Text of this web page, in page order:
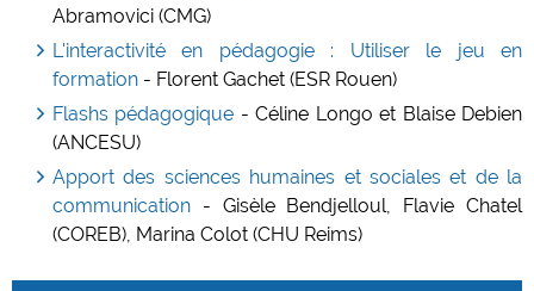
Abramovici (CMG)
L'interactivité en pédagogie : Utiliser le jeu en
formation - Florent Gachet (ESR Rouen)
Flashs pédagogique - Céline Longo et Blaise Debien
(ANCESU)
Apport des sciences humaines et sociales et de la
communication - Gisèle Bendjelloul, Flavie Chatel
(COREB), Marina Colot (CHU Reims)